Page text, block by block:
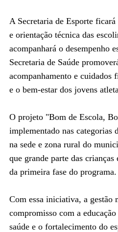
A Secretaria de Esporte
e orientação técnica das
acompanhará o desempenho
Secretaria de Saúde
acompanhamento e cuidados
e o bem-estar dos jovens
O projeto "Bom de Escola,
implementado nas categorias
na sede e zona rural do
que grande parte das
da primeira fase do programa.
Com essa iniciativa, a gestão
compromisso com a
saúde e o fortalecimento do